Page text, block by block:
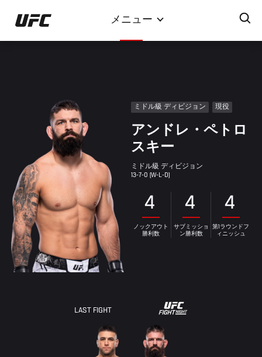
イ
ン
メニュー
ミドル級 ディビジョン 現役
アンドレ・ペトロ
スキー
ミドル級 ディビジョン
13-7-0 (W-L-D)
4
ノックアウト
勝利数
4
サブミッショ
ン勝利数
4
第1ラウンドフ
ィニッシュ
LAST FIGHT